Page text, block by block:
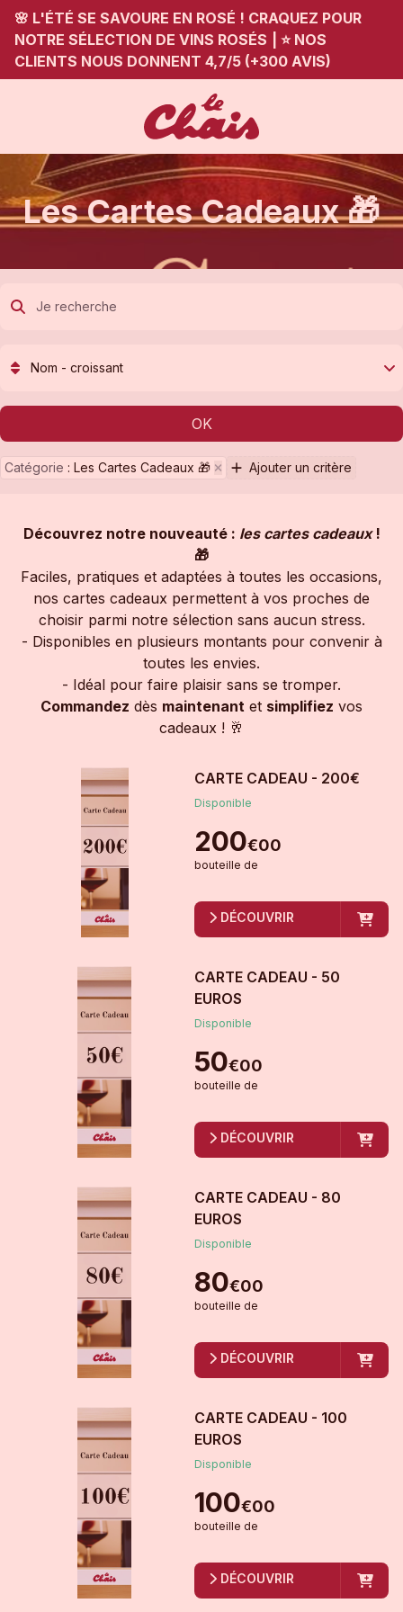
🌸 L'ÉTÉ SE SAVOURE EN ROSÉ ! CRAQUEZ POUR
NOTRE SÉLECTION DE VINS ROSÉS
⭐ NOS
CLIENTS NOUS DONNENT 4,7/5 (+300 AVIS)
Les Cartes Cadeaux 🎁
Nom - croissant
OK
Catégorie : Les Cartes Cadeaux 🎁 Ajouter un critère
Découvrez notre nouveauté : les cartes cadeaux!
🎁
Faciles, pratiques et adaptées à toutes les occasions,
nos cartes cadeaux permettent à vos proches de
choisir parmi notre sélection sans aucun stress.
- Disponibles en plusieurs montants pour convenir à
toutes les envies.
- Idéal pour faire plaisir sans se tromper.
Commandez dès maintenant et simplifiez vos
cadeaux ! 🥂
CARTE CADEAU - 200€
Disponible
200€00
bouteille de
DÉCOUVRIR
CARTE CADEAU - 50
EUROS
Disponible
50€00
bouteille de
DÉCOUVRIR
CARTE CADEAU - 80
EUROS
Disponible
80€00
bouteille de
DÉCOUVRIR
CARTE CADEAU - 100
EUROS
Disponible
100€00
bouteille de
DÉCOUVRIR